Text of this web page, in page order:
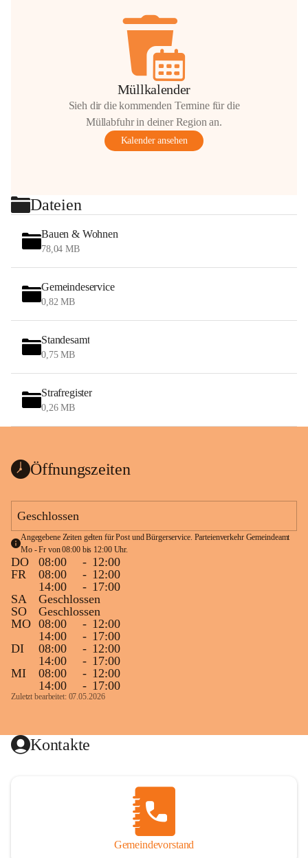
Müllkalender
Sieh dir die kommenden Termine für die
Müllabfuhr in deiner Region an.
Kalender ansehen
Dateien
Bauen & Wohnen
78,04 MB
Gemeindeservice
0,82 MB
Standesamt
0,75 MB
Strafregister
0,26 MB
Öffnungszeiten
Geschlossen
Angegebene Zeiten gelten für Post und Bürgerservice. Parteienverkehr Gemeindeamt
Mo - Fr von 08:00 bis 12:00 Uhr.
DO 08:00 - 12:00
FR
08:00 - 12:00
14:00
- 17:00
SA
Geschlossen
SO
Geschlossen
MO 08:00 - 12:00
14:00
- 17:00
DI
08:00 - 12:00
14:00
- 17:00
MI
08:00 - 12:00
14:00
- 17:00
Zuletzt bearbeitet: 07.05.2026
Kontakte
Gemeindevorstand